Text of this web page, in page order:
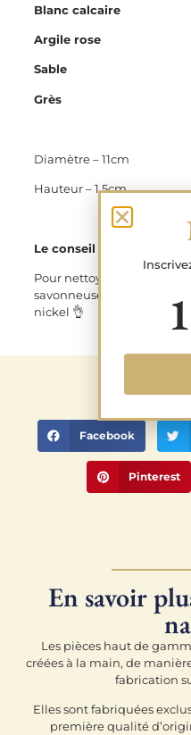
Blanc calcaire
Argile rose
Sable
Grès
Diamètre – 11cm
Hauteur – 1,5cm
Le conseil de la team
Pour nettoyer votre porte
savonneuse à l’aide d’un
nickel 👌
Facebook
Pinterest
En savoir
Les pièces haut de
créées à la main, de
fabrication
Elles sont fabriquées
première qualité